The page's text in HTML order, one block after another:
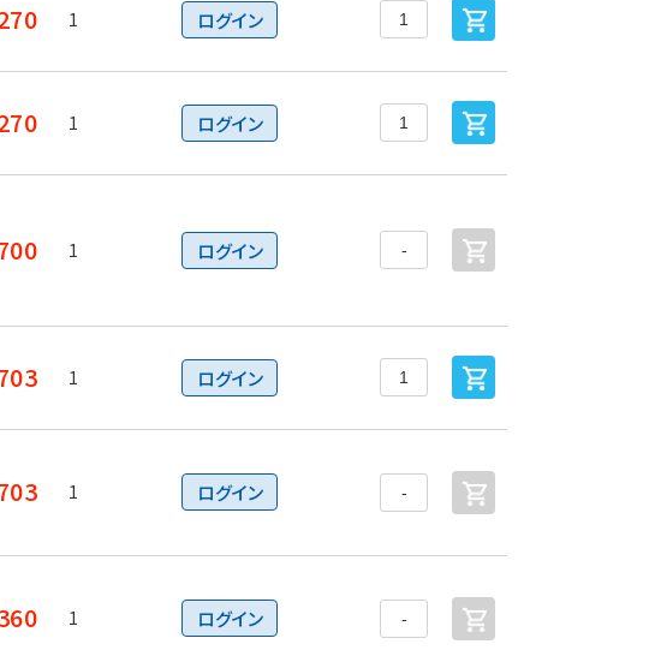
1 ログイン
1 ログイン
1 ログイン
1 ログイン
1 ログイン
1 ログイン